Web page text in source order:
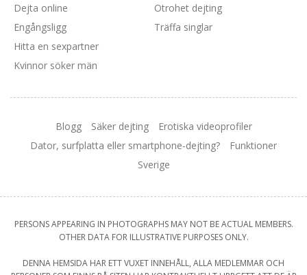
Dejta online
Engångsligg
Hitta en sexpartner
Kvinnor söker män
Otrohet dejting
Träffa singlar
Blogg Säker dejting
Erotiska videoprofiler
Dator, surfplatta eller smartphone-dejting?
Funktioner
Sverige
PERSONS APPEARING IN PHOTOGRAPHS MAY NOT BE ACTUAL MEMBERS.
OTHER DATA FOR ILLUSTRATIVE PURPOSES ONLY.
DENNA HEMSIDA HAR ETT VUXET INNEHÅLL, ALLA MEDLEMMAR OCH